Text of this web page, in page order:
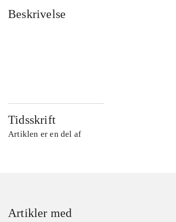
Beskrivelse
Tidsskrift
Artiklen er en del af
Artikler med